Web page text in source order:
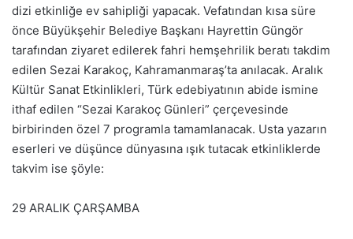
dizi etkinliğe ev sahipliği yapacak. Vefatından kısa süre
önce Büyükşehir Belediye Başkanı Hayrettin Güngör
tarafından ziyaret edilerek fahri hemşehrilik beratı takdim
edilen Sezai Karakoç, Kahramanmaraş’ta anılacak. Aralık
Kültür Sanat Etkinlikleri, Türk edebiyatının abide ismine
ithaf edilen “Sezai Karakoç Günleri” çerçevesinde
birbirinden özel 7 programla tamamlanacak. Usta yazarın
eserleri ve düşünce dünyasına ışık tutacak etkinliklerde
takvim ise şöyle:
29 ARALIK ÇARŞAMBA